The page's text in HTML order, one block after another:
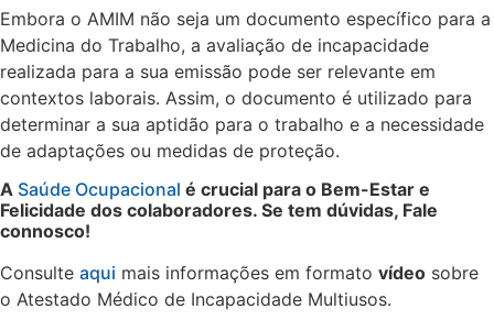
Embora o AMIM não seja um documento específico para a
Medicina do Trabalho, a avaliação de incapacidade
realizada para a sua emissão pode ser relevante em
contextos laborais. Assim, o documento é utilizado para
determinar a sua aptidão para o trabalho e a necessidade
de adaptações ou medidas de proteção.
A Saúde Ocupacional é crucial para o Bem-Estar e
Felicidade dos colaboradores. Se tem dúvidas, Fale
connosco!
Consulte aqui mais informações em formato vídeo sobre
o Atestado Médico de Incapacidade Multiusos.